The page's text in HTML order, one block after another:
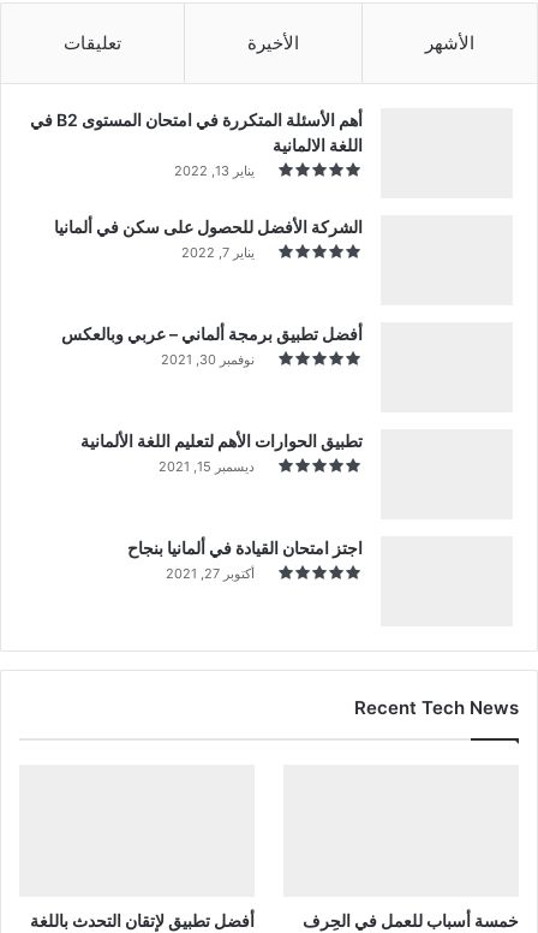
الأشهر الأخيرة تعليقات
أهم الأسئلة المتكررة في امتحان المستوى B2 في
اللغة الالمانية
يناير 13, 2022
الشركة الأفضل للحصول على سكن في ألمانيا
يناير 7, 2022
أفضل تطبيق برمجة ألماني – عربي وبالعكس
نوفمبر 30, 2021
تطبيق الحوارات الأهم لتعليم اللغة الألمانية
ديسمبر 15, 2021
اجتز امتحان القيادة في ألمانيا بنجاح
أكتوبر 27, 2021
Recent Tech News
خمسة أسباب للعمل في الحِرف
أفضل تطبيق لإتقان التحدث باللغة